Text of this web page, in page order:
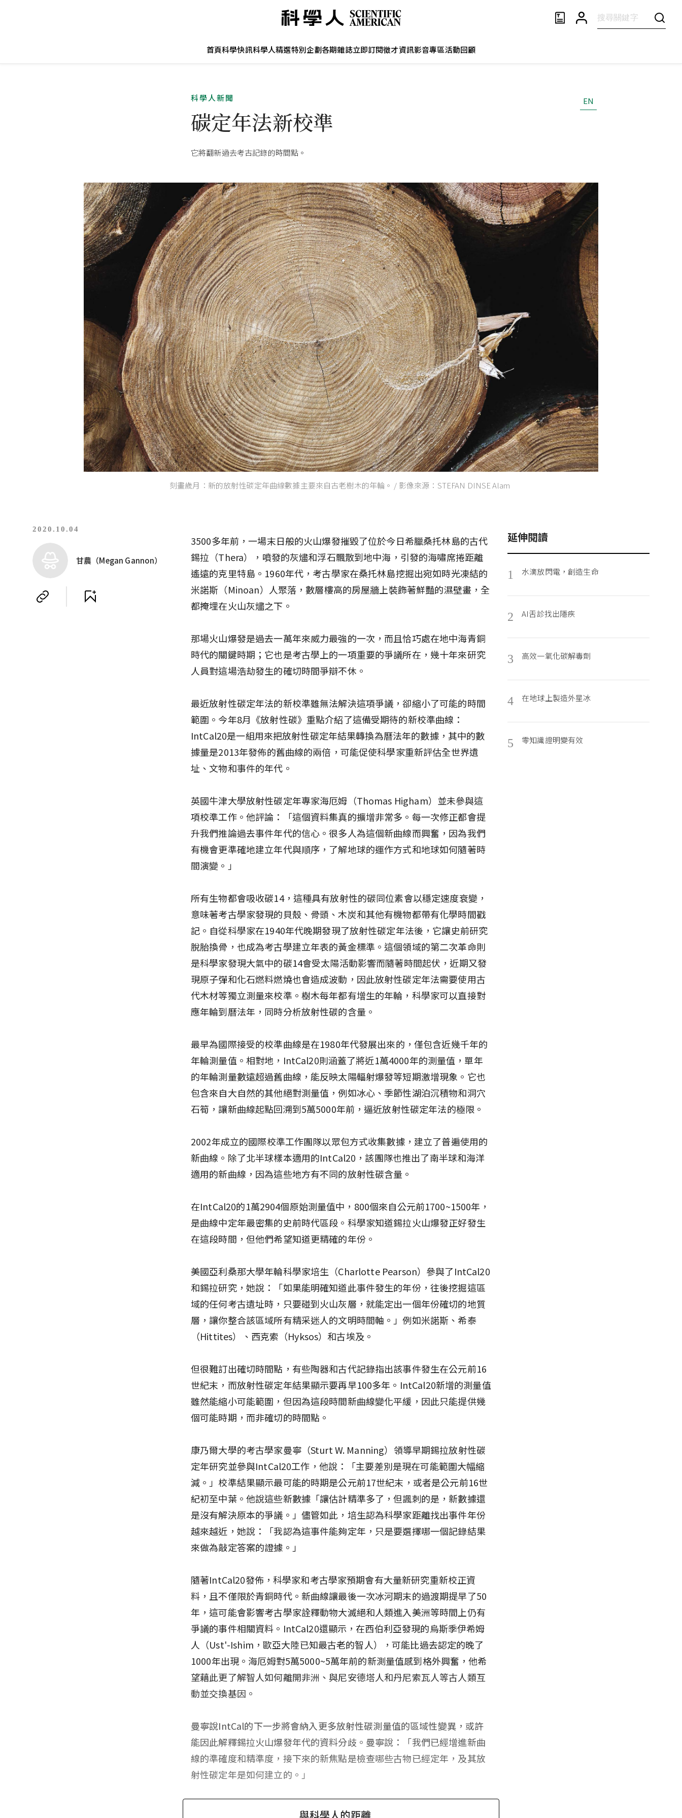
首頁科學快訊科學人精選特別企劃各期雜誌立即訂閱徵才資訊影音專區活動回顧
科學人新聞
碳定年法新校準
它將翻新過去考古記錄的時間點。
EN
刻畫歲月：新的放射性碳定年曲線數據主要來自古老樹木的年輪。 / 影像來源：STEFAN DINSE Alam
2020.10.04
甘農（Megan Gannon）
3500多年前，一場末日般的火山爆發摧毀了位於今日希臘桑托林島的古代
錫拉（Thera），噴發的灰燼和浮石飄散到地中海，引發的海嘯席捲距離
遙遠的克里特島。1960年代，考古學家在桑托林島挖掘出宛如時光凍結的
米諾斯（Minoan）人聚落，數層樓高的房屋牆上裝飾著鮮豔的濕壁畫，全
都掩埋在火山灰燼之下。
那場火山爆發是過去一萬年來威力最強的一次，而且恰巧處在地中海青銅
時代的關鍵時期；它也是考古學上的一項重要的爭議所在，幾十年來研究
人員對這場浩劫發生的確切時間爭辯不休。
最近放射性碳定年法的新校準雖無法解決這項爭議，卻縮小了可能的時間
範圍。今年8月《放射性碳》重點介紹了這備受期待的新校準曲線：
IntCal20是一組用來把放射性碳定年結果轉換為曆法年的數據，其中的數
據量是2013年發佈的舊曲線的兩倍，可能促使科學家重新評估全世界遺
址、文物和事件的年代。
英國牛津大學放射性碳定年專家海厄姆（Thomas Higham）並未參與這
項校準工作。他評論：「這個資料集真的擴增非常多。每一次修正都會提
升我們推論過去事件年代的信心。很多人為這個新曲線而興奮，因為我們
有機會更準確地建立年代與順序，了解地球的運作方式和地球如何隨著時
間演變。」
所有生物都會吸收碳14，這種具有放射性的碳同位素會以穩定速度衰變，
意味著考古學家發現的貝殼、骨頭、木炭和其他有機物都帶有化學時間戳
記。自從科學家在1940年代晚期發現了放射性碳定年法後，它讓史前研究
脫胎換骨，也成為考古學建立年表的黃金標準。這個領域的第二次革命則
是科學家發現大氣中的碳14會受太陽活動影響而隨著時間起伏，近期又發
現原子彈和化石燃料燃燒也會造成波動，因此放射性碳定年法需要使用古
代木材等獨立測量來校準。樹木每年都有增生的年輪，科學家可以直接對
應年輪到曆法年，同時分析放射性碳的含量。
最早為國際接受的校準曲線是在1980年代發展出來的，僅包含近幾千年的
年輪測量值。相對地，IntCal20則涵蓋了將近1萬4000年的測量值，單年
的年輪測量數遠超過舊曲線，能反映太陽輻射爆發等短期激增現象。它也
包含來自大自然的其他絕對測量值，例如冰心、季節性湖泊沉積物和洞穴
石筍，讓新曲線起點回溯到5萬5000年前，逼近放射性碳定年法的極限。
2002年成立的國際校準工作團隊以眾包方式收集數據，建立了普遍使用的
新曲線。除了北半球樣本適用的IntCal20，該團隊也推出了南半球和海洋
適用的新曲線，因為這些地方有不同的放射性碳含量。
在IntCal20的1萬2904個原始測量值中，800個來自公元前1700~1500年，
是曲線中定年最密集的史前時代區段。科學家知道錫拉火山爆發正好發生
在這段時間，但他們希望知道更精確的年份。
美國亞利桑那大學年輪科學家培生（Charlotte Pearson）參與了IntCal20
和錫拉研究，她說：「如果能明確知道此事件發生的年份，往後挖掘這區
域的任何考古遺址時，只要碰到火山灰層，就能定出一個年份確切的地質
層，讓你整合該區域所有精采迷人的文明時間軸。」例如米諾斯、希泰
（Hittites）、西克索（Hyksos）和古埃及。
但很難訂出確切時間點，有些陶器和古代記錄指出該事件發生在公元前16
世紀末，而放射性碳定年結果顯示要再早100多年。IntCal20新增的測量值
雖然能縮小可能範圍，但因為這段時間新曲線變化平緩，因此只能提供幾
個可能時期，而非確切的時間點。
康乃爾大學的考古學家曼寧（Sturt W. Manning）領導早期錫拉放射性碳
定年研究並參與IntCal20工作，他說：「主要差別是現在可能範圍大幅縮
減。」校準結果顯示最可能的時期是公元前17世紀末，或者是公元前16世
紀初至中葉。他說這些新數據「讓估計精準多了，但諷刺的是，新數據還
是沒有解決原本的爭議。」儘管如此，培生認為科學家距離找出事件年份
越來越近，她說：「我認為這事件能夠定年，只是要選擇哪一個記錄結果
來做為敲定答案的證據。」
隨著IntCal20發佈，科學家和考古學家預期會有大量新研究重新校正資
料，且不僅限於青銅時代。新曲線讓最後一次冰河期末的過渡期提早了50
年，這可能會影響考古學家詮釋動物大滅絕和人類進入美洲等時間上仍有
爭議的事件相關資料。IntCal20還顯示，在西伯利亞發現的烏斯季伊希姆
人（Ust'-Ishim，歐亞大陸已知最古老的智人），可能比過去認定的晚了
1000年出現。海厄姆對5萬5000~5萬年前的新測量值感到格外興奮，他希
望藉此更了解智人如何離開非洲、與尼安德塔人和丹尼索瓦人等古人類互
動並交換基因。
曼寧說IntCal的下一步將會納入更多放射性碳測量值的區域性變異，或許
能因此解釋錫拉火山爆發年代的資料分歧。曼寧說：「我們已經增進新曲
線的準確度和精準度，接下來的新焦點是檢查哪些古物已經定年，及其放
射性碳定年是如何建立的。」
延伸閱讀
1 水滴放閃電，創造生命
2 AI舌診找出隱疾
3 高效一氧化碳解毒劑
4 在地球上製造外星冰
5 零知識證明變有效
與科學人的距離